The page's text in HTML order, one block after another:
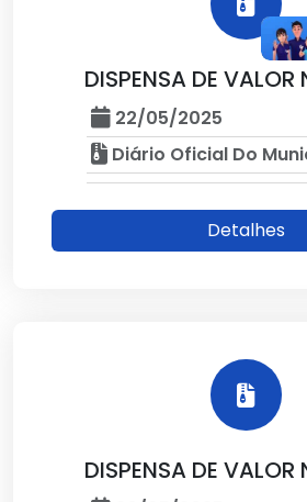
DISPENSA DE
22/05/2025
Diário Oficial Do
Detalhes
DISPENSA DE